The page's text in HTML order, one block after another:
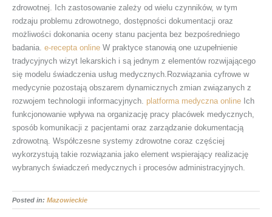
zdrowotnej. Ich zastosowanie zależy od wielu czynników, w tym
rodzaju problemu zdrowotnego, dostępności dokumentacji oraz
możliwości dokonania oceny stanu pacjenta bez bezpośredniego
badania. e-recepta online W praktyce stanowią one uzupełnienie
tradycyjnych wizyt lekarskich i są jednym z elementów rozwijającego
się modelu świadczenia usług medycznych.Rozwiązania cyfrowe w
medycynie pozostają obszarem dynamicznych zmian związanych z
rozwojem technologii informacyjnych. platforma medyczna online Ich
funkcjonowanie wpływa na organizację pracy placówek medycznych,
sposób komunikacji z pacjentami oraz zarządzanie dokumentacją
zdrowotną. Współczesne systemy zdrowotne coraz częściej
wykorzystują takie rozwiązania jako element wspierający realizację
wybranych świadczeń medycznych i procesów administracyjnych.
Posted in: Mazowieckie